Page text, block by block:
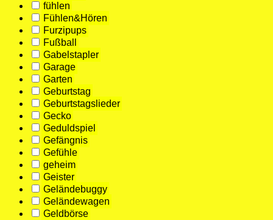
fühlen
Fühlen&Hören
Furzipups
Fußball
Gabelstapler
Garage
Garten
Geburtstag
Geburtstagslieder
Gecko
Geduldspiel
Gefängnis
Gefühle
geheim
Geister
Geländebuggy
Geländewagen
Geldbörse